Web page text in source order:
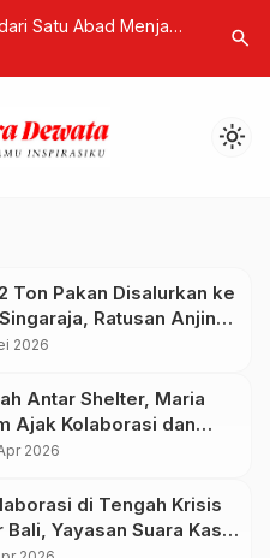
Satu Abad Menjaga
search
light_mode
Ton Pakan Disalurkan ke
Ratusan Anjing
2026
Antar Shelter, Maria
Ajak Kolaborasi dan
2026
di Tengah Krisis
Bali, Yayasan Suara Kasih